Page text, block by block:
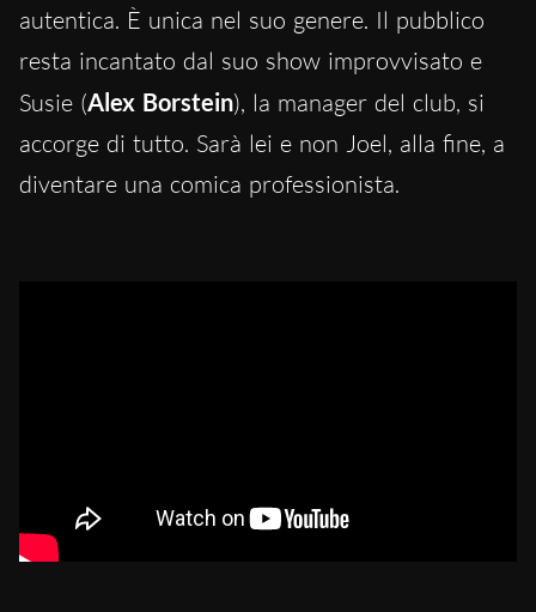
autentica. È unica nel suo genere. Il pubblico
resta incantato dal suo show improvvisato e
Susie (Alex Borstein), la manager del club, si
accorge di tutto. Sarà lei e non Joel, alla fine, a
diventare una comica professionista.